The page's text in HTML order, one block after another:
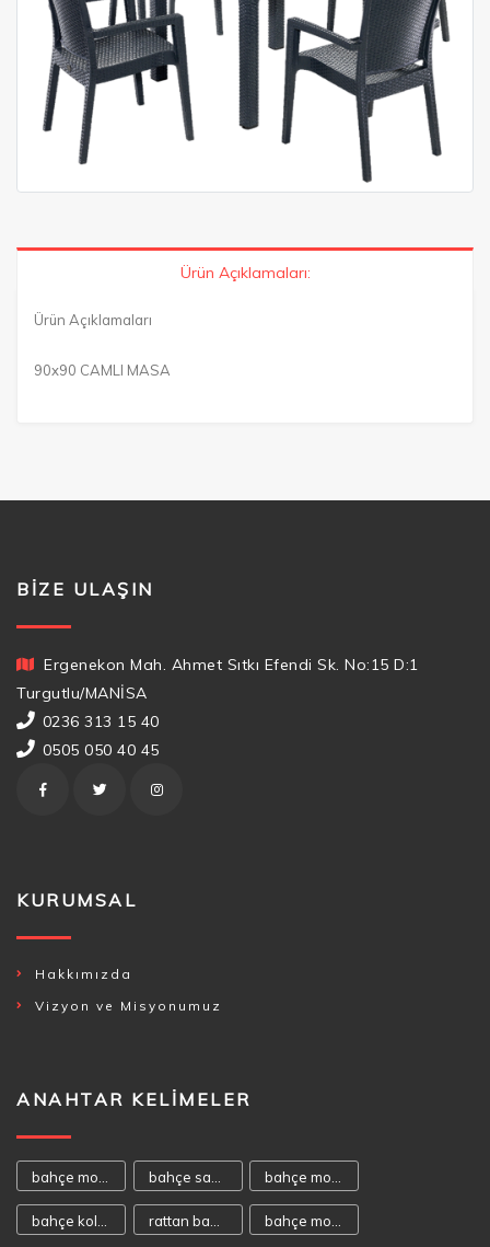
Ürün Açıklamaları:
Ürün Açıklamaları
90x90 CAMLI MASA
BIZE ULAŞIN
Ergenekon Mah. Ahmet Sıtkı Efendi Sk. No:15 D:1
Turgutlu/MANİSA
0236 313 15 40
0505 050 40 45
KURUMSAL
Hakkımızda
Vizyon ve Misyonumuz
ANAHTAR KELIMELER